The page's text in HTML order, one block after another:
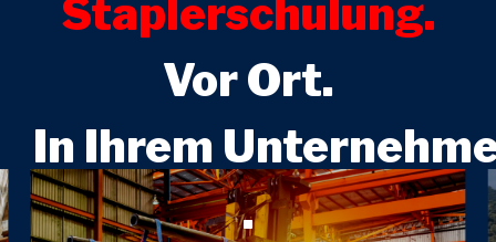
Staplerschulung.
Vor Ort.
In Ihrem
.